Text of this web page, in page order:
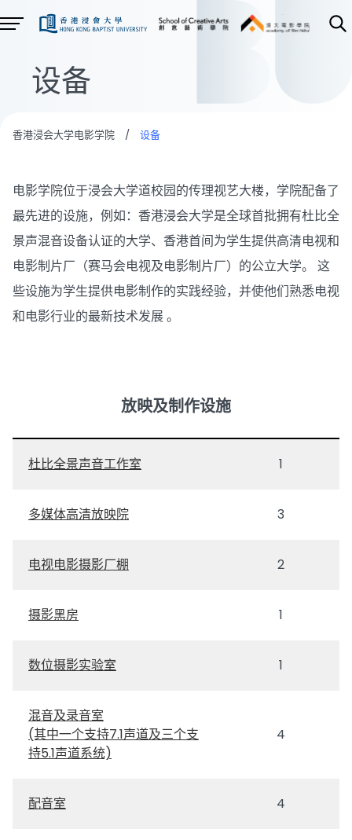
设备
香港浸会大学电影学院 / 设备
电影学院位于浸会大学道校园的传理视艺大楼，学院配备了
最先进的设施，例如：香港浸会大学是全球首批拥有杜比全
景声混音设备认证的大学、香港首间为学生提供高清电视和
电影制片厂（赛马会电视及电影制片厂）的公立大学。 这
些设施为学生提供电影制作的实践经验，并使他们熟悉电视
和电影行业的最新技术发展 。
放映及制作设施
杜比全景声音工作室 1
多媒体高清放映院 3
电视电影摄影厂棚 2
摄影黑房 1
数位摄影实验室 1
混音及录音室
(其中一个支持7.1声道及三个支
持5.1声道系统)
4
配音室 4